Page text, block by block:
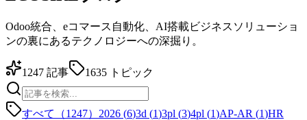
Odoo統合、eコマース自動化、AI搭載ビジネスソリューショ
ンの裏にあるテクノロジーへの深掘り。
1247 記事 1635 トピック
すべて（1247） 2026 (6)3d (1)3pl (3)4pl (1)AP-AR (1)HR